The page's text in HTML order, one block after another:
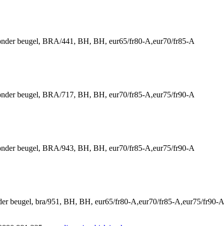
beugel, BRA/441, BH, BH, eur65/fr80-A,eur70/fr85-A
beugel, BRA/717, BH, BH, eur70/fr85-A,eur75/fr90-A
beugel, BRA/943, BH, BH, eur70/fr85-A,eur75/fr90-A
beugel, bra/951, BH, BH, eur65/fr80-A,eur70/fr85-A,eur75/fr90-A